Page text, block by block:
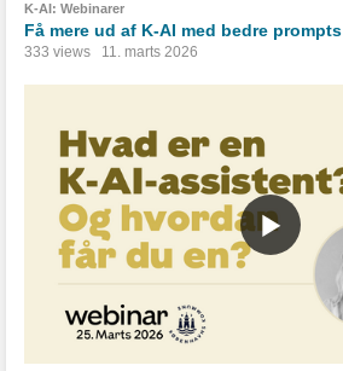
K-AI: Webinarer
Få mere ud af K-AI med bedre prompts
333 views 11. marts 2026